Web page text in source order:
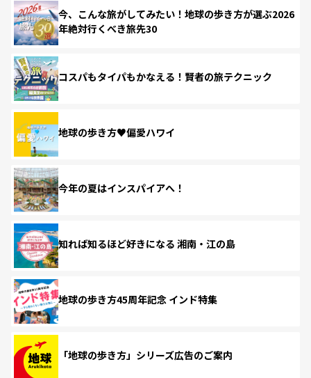
今、こんな旅がしてみたい！地球の歩き方が選ぶ2026
年絶対行くべき旅先30
コスパもタイパもかなえる！賢者の旅テクニック
地球の歩き方♥偏愛ハワイ
今年の夏はインスパイアへ！
知れば知るほど好きになる 湘南・江の島
地球の歩き方45周年記念 インド特集
「地球の歩き方」シリーズ広告のご案内